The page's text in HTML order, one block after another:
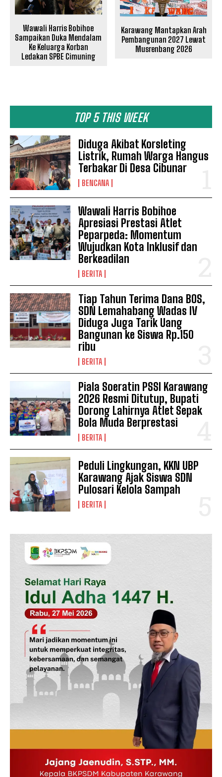
News Week
Magazine PRO
TOP 5 THIS WEEK
Diduga Akibat Korsleting
Listrik, Rumah Warga Hangus
Terbakar Di Desa Cibunar
BENCANA
Wawali Harris Bobihoe
Apresiasi Prestasi Atlet
Peparpeda: Momentum
Wujudkan Kota Inklusif dan
Berkeadilan
BERITA
Tiap Tahun Terima Dana BOS,
SDN Lemahabang Wadas IV
Diduga Juga Tarik Uang
Bangunan ke Siswa Rp.150
ribu
BERITA
Piala Soeratin PSSI Karawang
2026 Resmi Ditutup, Bupati
Dorong Lahirnya Atlet Sepak
Bola Muda Berprestasi
BERITA
Peduli Lingkungan, KKN UBP
Karawang Ajak Siswa SDN
Pulosari Kelola Sampah
BERITA
Wawali Harris Bobihoe
Sampaikan Duka Mendalam
Ke Keluarga Korban
Ledakan SPBE Cimuning
Karawang Mantapkan Arah
Pembangunan 2027 Lewat
Musrenbang 2026